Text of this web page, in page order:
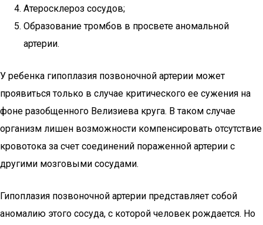
Атеросклероз сосудов;
Образование тромбов в просвете аномальной
артерии.
У ребенка гипоплазия позвоночной артерии может
проявиться только в случае критического ее сужения на
фоне разобщенного Велизиева круга. В таком случае
организм лишен возможности компенсировать отсутствие
кровотока за счет соединений пораженной артерии с
другими мозговыми сосудами.
Гипоплазия позвоночной артерии представляет собой
аномалию этого сосуда, с которой человек рождается. Но